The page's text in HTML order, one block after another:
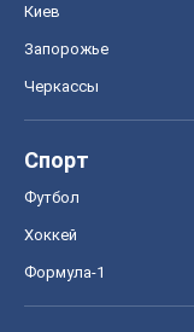
Киев
Запорожье
Черкассы
Спорт
Футбол
Хоккей
Формула-1